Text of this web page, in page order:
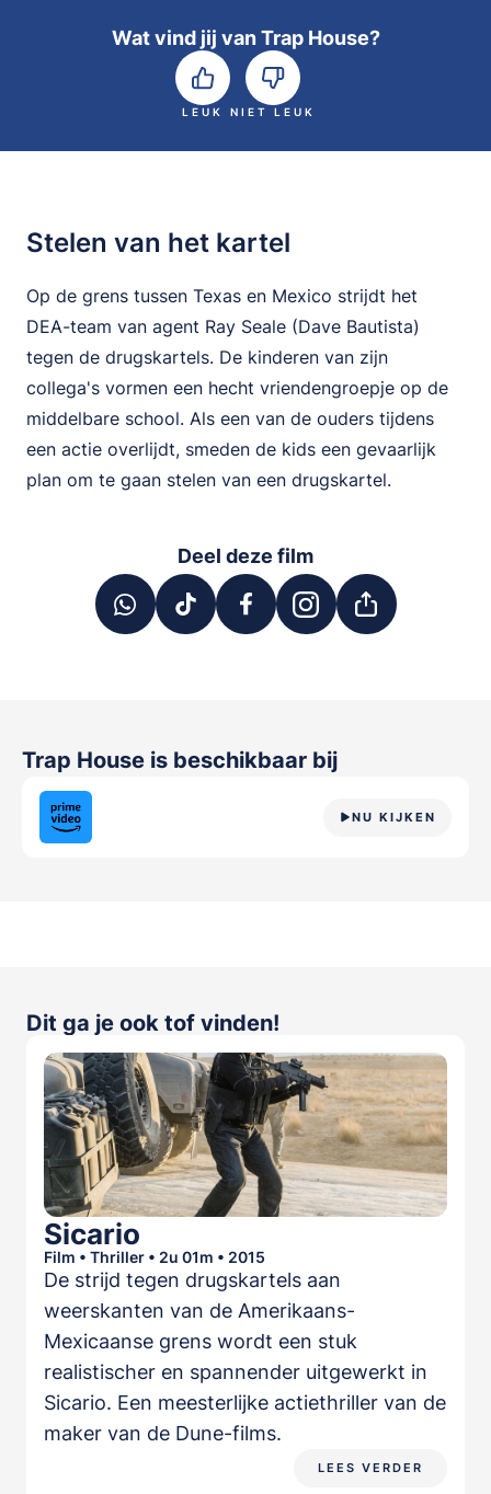
Wat vind jij van Trap House?
LEUK NIET LEUK
Stelen van het kartel
Op de grens tussen Texas en Mexico strijdt het
DEA-team van agent Ray Seale (Dave Bautista)
tegen de drugskartels. De kinderen van zijn
collega's vormen een hecht vriendengroepje op de
middelbare school. Als een van de ouders tijdens
een actie overlijdt, smeden de kids een gevaarlijk
plan om te gaan stelen van een drugskartel.
Deel deze film
Trap House is beschikbaar bij
NU KIJKEN
Dit ga je ook tof vinden!
Sicario
Film • Thriller • 2u 01m • 2015
De strijd tegen drugskartels aan
weerskanten van de Amerikaans-
Mexicaanse grens wordt een stuk
realistischer en spannender uitgewerkt in
Sicario. Een meesterlijke actiethriller van de
maker van de Dune-films.
LEES VERDER